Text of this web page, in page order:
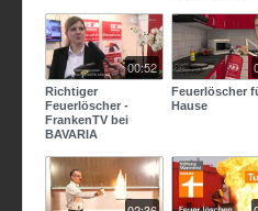
00:52
Richtiger
Feuerlöscher -
FrankenTV bei
BAVARIA
Feuerlöscher
Hause